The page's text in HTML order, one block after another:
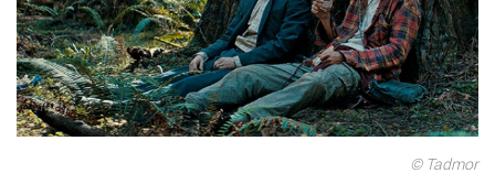
© Tadmor